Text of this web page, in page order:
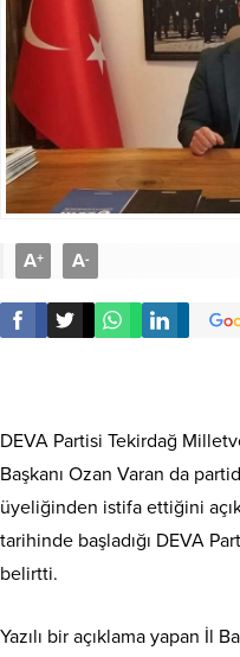
A+ A-
DEVA Partisi Tekirdağ
Başkanı Ozan Varan da
üyeliğinden istifa ettiğini
tarihinde başladığı DEVA
belirtti.
Yazılı bir açıklama yapan İl